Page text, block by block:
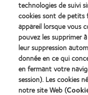
about
Récompense
Silmo
d’Or
du
meilleur
produit
pour
MyDay™
(2013)
Learn
more
about
2012
&
2010
technologies de suivi
cookies sont de
appareil lorsque vous
pouvez les supprimer
leur suppression
donnée en ce qui
en fermant votre
session). Les cookies
notre site Web (